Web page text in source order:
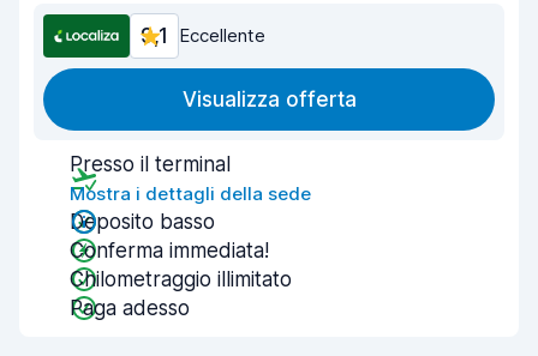
9,1 Eccellente
Visualizza offerta
Presso il terminal
Mostra i dettagli della sede
Deposito basso
Conferma immediata!
Chilometraggio illimitato
Paga adesso